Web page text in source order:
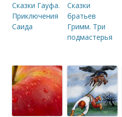
Сказки Гауфа.
Приключения
Саида
Сказки
братьев
Гримм. Три
подмастерья